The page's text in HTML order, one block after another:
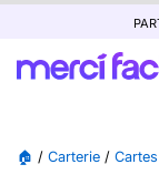
🏠 / Carterie /